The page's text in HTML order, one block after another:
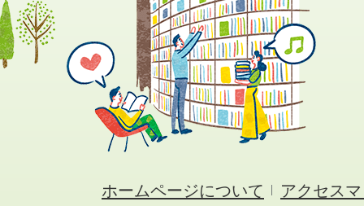
ホームページについて アクセス